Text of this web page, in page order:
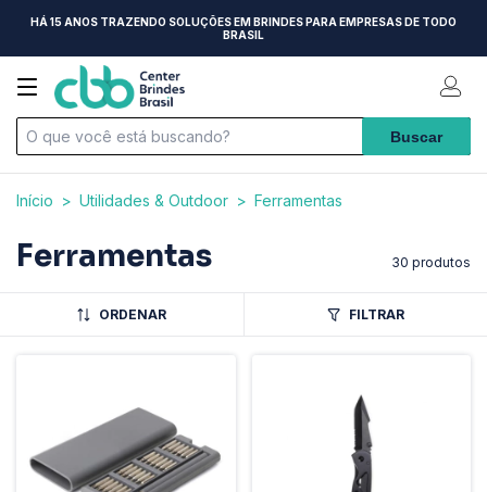
HÁ 15 ANOS TRAZENDO SOLUÇÕES EM BRINDES PARA EMPRESAS DE TODO
BRASIL
Início > Utilidades & Outdoor > Ferramentas
Ferramentas 30 produtos
ORDENAR FILTRAR